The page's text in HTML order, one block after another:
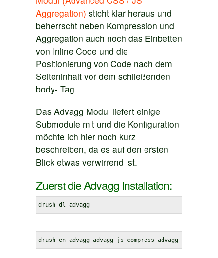
Aggregation) sticht klar heraus und
beherrscht neben Kompression und
Aggregation auch noch das Einbetten
von Inline Code und die
Positionierung von Code nach dem
Seiteninhalt vor dem schließenden
body- Tag.
Das Advagg Modul liefert einige
Submodule mit und die Konfiguration
möchte ich hier noch kurz
beschreiben, da es auf den ersten
Blick etwas verwirrend ist.
Zuerst die Advagg Installation:
drush dl advagg
drush en advagg advagg_js_compress